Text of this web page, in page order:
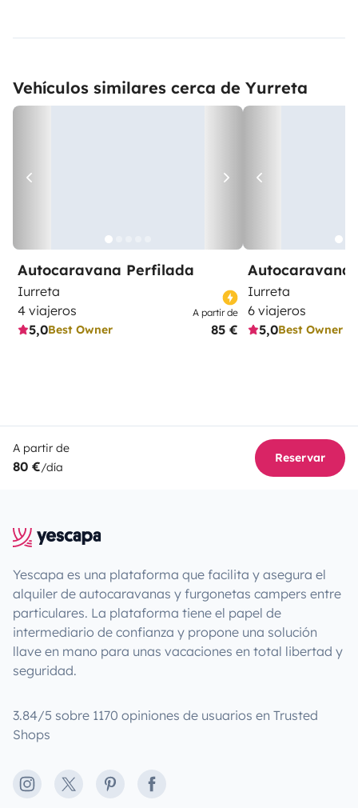
Vehículos similares cerca de Yurreta
Autocaravana Perfilada
Iurreta
4 viajeros
5,0Best Owner
A partir de
85 €
Autocaravana
Iurreta
6 viajeros
5,0Best Owner
A partir de
80 €/día
Reservar
Yescapa es una plataforma que facilita y asegura el
alquiler de autocaravanas y furgonetas campers entre
particulares. La plataforma tiene el papel de
intermediario de confianza y propone una solución
llave en mano para unas vacaciones en total libertad y
seguridad.
3.84/5 sobre 1170 opiniones de usuarios en Trusted
Shops
Instagram
X PinterestFacebook